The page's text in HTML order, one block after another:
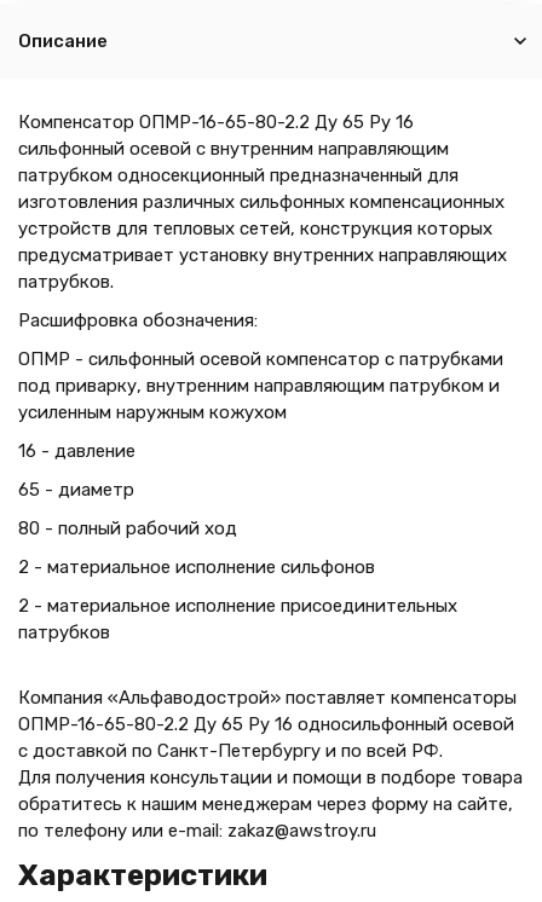
Описание
Компенсатор ОПМР-16-65-80-2.2 Ду 65 Ру 16
сильфонный осевой с внутренним направляющим
патрубком односекционный предназначенный для
изготовления различных сильфонных компенсационных
устройств для тепловых сетей, конструкция которых
предусматривает установку внутренних направляющих
патрубков.
Расшифровка обозначения:
ОПМР - сильфонный осевой компенсатор с патрубками
под приварку, внутренним направляющим патрубком и
усиленным наружным кожухом
16 - давление
65 - диаметр
80 - полный рабочий ход
2 - материальное исполнение сильфонов
2 - материальное исполнение присоединительных
патрубков
Компания «Альфаводострой» поставляет компенсаторы
ОПМР-16-65-80-2.2 Ду 65 Ру 16 односильфонный осевой
с доставкой по Санкт-Петербургу и по всей РФ.
Для получения консультации и помощи в подборе товара
обратитесь к нашим менеджерам через форму на сайте,
по телефону или e-mail: zakaz@awstroy.ru
Характеристики